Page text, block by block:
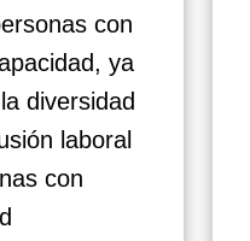
con
ya
diversidad
laboral
con